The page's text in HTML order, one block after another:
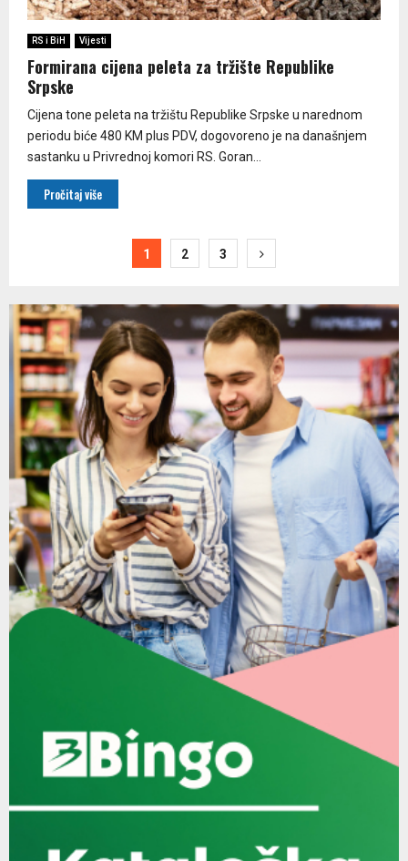
RS i BiH Vijesti
Formirana cijena peleta za tržište Republike
Srpske
Cijena tone peleta na tržištu Republike Srpske u narednom
periodu biće 480 KM plus PDV, dogovoreno je na današnjem
sastanku u Privrednoj komori RS. Goran...
Pročitaj više
1 2 3